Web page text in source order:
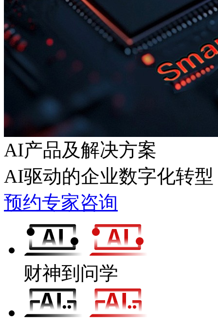
AI产品及解决方案
AI驱动的企业数字化转型
预约专家咨询
财神到问学